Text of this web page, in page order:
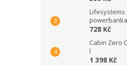
Lifesystems
728 Kč
Cabin Zero
l
1 398 Kč